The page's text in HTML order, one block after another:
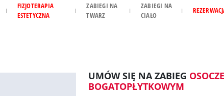
FIZJOTERAPIA
ESTETYCZNA
ZABIEGI NA
TWARZ
ZABIEGI NA
CIAŁO
UMÓW SIĘ NA ZABIEG
BOGATOPŁYTKOWYM